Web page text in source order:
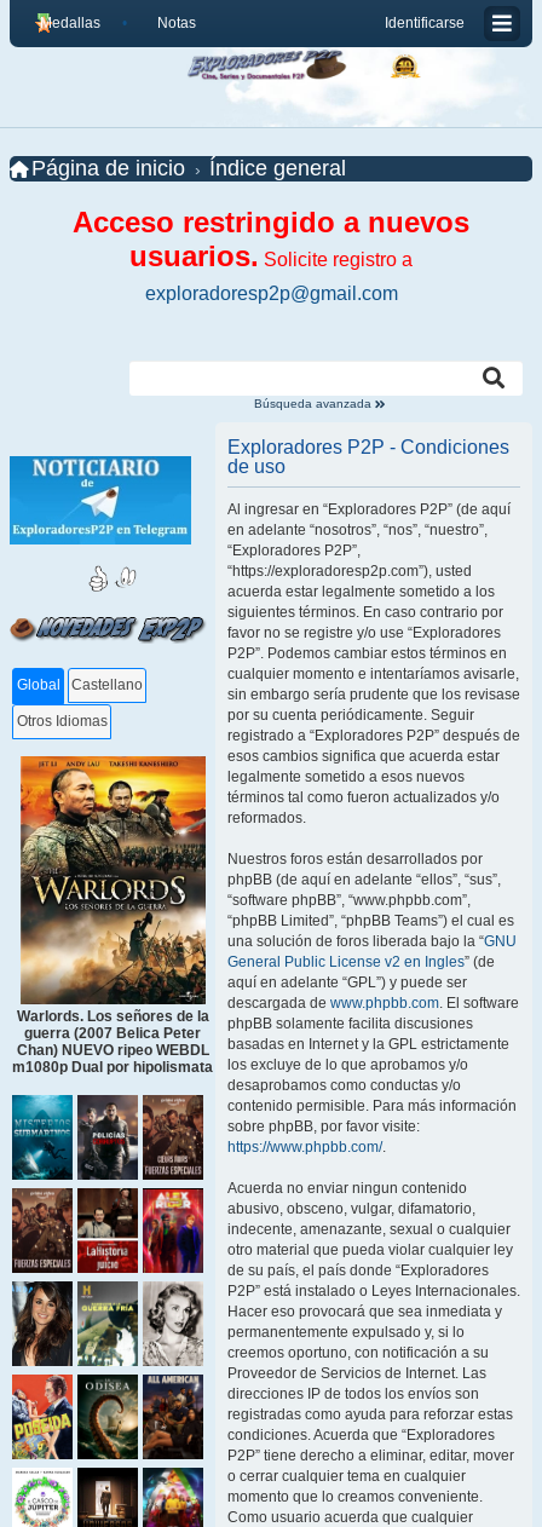
Identificarse
Medallas Notas
Página de inicio Índice general
Acceso restringido a nuevos
usuarios. Solicite registro a
exploradoresp2p@gmail.com
Búsqueda avanzada
Global Castellano
Otros Idiomas
Warlords. Los señores de la
guerra (2007 Belica Peter
Chan) NUEVO ripeo WEBDL
m1080p Dual por hipolismata
Exploradores P2P - Condiciones
de uso
Al ingresar en “Exploradores P2P” (de aquí
en adelante “nosotros”, “nos”, “nuestro”,
“Exploradores P2P”,
“https://exploradoresp2p.com”), usted
acuerda estar legalmente sometido a los
siguientes términos. En caso contrario por
favor no se registre y/o use “Exploradores
P2P”. Podemos cambiar estos términos en
cualquier momento e intentaríamos avisarle,
sin embargo sería prudente que los revisase
por su cuenta periódicamente. Seguir
registrado a “Exploradores P2P” después de
esos cambios significa que acuerda estar
legalmente sometido a esos nuevos
términos tal como fueron actualizados y/o
reformados.
Nuestros foros están desarrollados por
phpBB (de aquí en adelante “ellos”, “sus”,
“software phpBB”, “www.phpbb.com”,
“phpBB Limited”, “phpBB Teams”) el cual es
una solución de foros liberada bajo la “GNU
General Public License v2 en Ingles” (de
aquí en adelante “GPL”) y puede ser
descargada de www.phpbb.com. El software
phpBB solamente facilita discusiones
basadas en Internet y la GPL estrictamente
los excluye de lo que aprobamos y/o
desaprobamos como conductas y/o
contenido permisible. Para más información
sobre phpBB, por favor visite:
https://www.phpbb.com/.
Acuerda no enviar ningun contenido
abusivo, obsceno, vulgar, difamatorio,
indecente, amenazante, sexual o cualquier
otro material que pueda violar cualquier ley
de su país, el país donde “Exploradores
P2P” está instalado o Leyes Internacionales.
Hacer eso provocará que sea inmediata y
permanentemente expulsado y, si lo
creemos oportuno, con notificación a su
Proveedor de Servicios de Internet. Las
direcciones IP de todos los envíos son
registradas como ayuda para reforzar estas
condiciones. Acuerda que “Exploradores
P2P” tiene derecho a eliminar, editar, mover
o cerrar cualquier tema en cualquier
momento que lo creamos conveniente.
Como usuario acuerda que cualquier